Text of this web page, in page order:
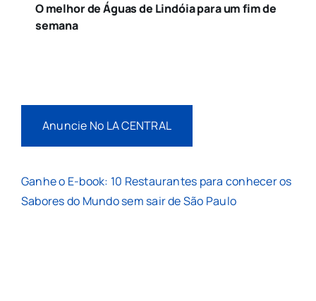
O melhor de Águas de Lindóia para um fim de
semana
Anuncie No LA CENTRAL
Ganhe o E-book: 10 Restaurantes para conhecer os
Sabores do Mundo sem sair de São Paulo